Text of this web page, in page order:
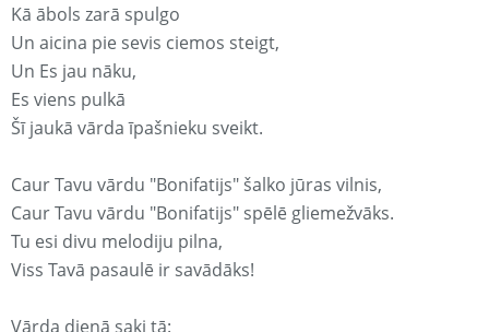
Kā ābols zarā spulgo
Un aicina pie sevis ciemos steigt,
Un Es jau nāku,
Es viens pulkā
Šī jaukā vārda īpašnieku sveikt.
Caur Tavu vārdu "Bonifatijs" šalko jūras vilnis,
Caur Tavu vārdu "Bonifatijs" spēlē gliemežvāks.
Tu esi divu melodiju pilna,
Viss Tavā pasaulē ir savādāks!
Vārda dienā saki tā: